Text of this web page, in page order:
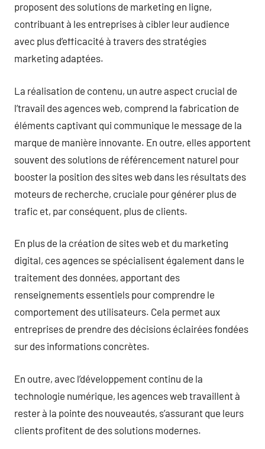
proposent des solutions de marketing en ligne,
contribuant à les entreprises à cibler leur audience
avec plus d’efficacité à travers des stratégies
marketing adaptées.
La réalisation de contenu, un autre aspect crucial de
l’travail des agences web, comprend la fabrication de
éléments captivant qui communique le message de la
marque de manière innovante. En outre, elles apportent
souvent des solutions de référencement naturel pour
booster la position des sites web dans les résultats des
moteurs de recherche, cruciale pour générer plus de
trafic et, par conséquent, plus de clients.
En plus de la création de sites web et du marketing
digital, ces agences se spécialisent également dans le
traitement des données, apportant des
renseignements essentiels pour comprendre le
comportement des utilisateurs. Cela permet aux
entreprises de prendre des décisions éclairées fondées
sur des informations concrètes.
En outre, avec l’développement continu de la
technologie numérique, les agences web travaillent à
rester à la pointe des nouveautés, s’assurant que leurs
clients profitent de des solutions modernes.